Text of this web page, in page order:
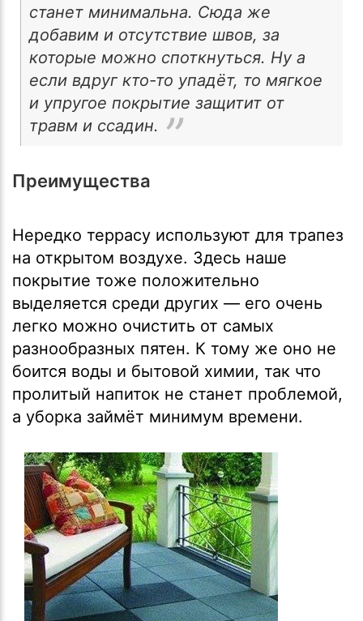
станет минимальна. Сюда же
добавим и отсутствие швов, за
которые можно споткнуться. Ну а
если вдруг кто-то упадёт, то мягкое
и упругое покрытие защитит от
травм и ссадин.
Преимущества
Нередко террасу используют для трапез
на открытом воздухе. Здесь наше
покрытие тоже положительно
выделяется среди других — его очень
легко можно очистить от самых
разнообразных пятен. К тому же оно не
боится воды и бытовой химии, так что
пролитый напиток не станет проблемой,
а уборка займёт минимум времени.